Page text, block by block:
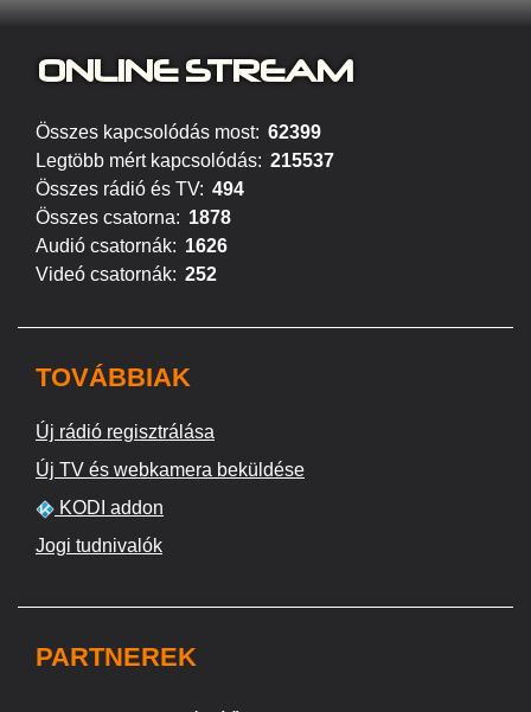
ONLINE STREAM
Összes kapcsolódás most: 62399
Legtöbb mért kapcsolódás: 215537
Összes rádió és TV: 494
Összes csatorna: 1878
Audió csatornák: 1626
Videó csatornák: 252
TOVÁBBIAK
Új rádió regisztrálása
Új TV és webkamera beküldése
KODI addon
Jogi tudnivalók
PARTNEREK